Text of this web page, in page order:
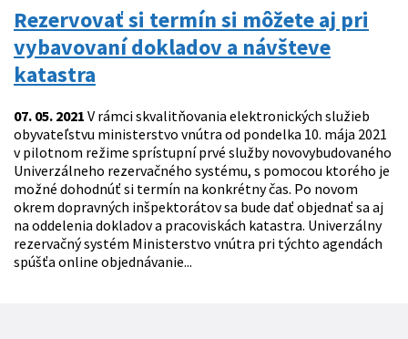
Rezervovať si termín si môžete aj pri
vybavovaní dokladov a návšteve
katastra
07. 05. 2021 V rámci skvalitňovania elektronických služieb
obyvateľstvu ministerstvo vnútra od pondelka 10. mája 2021
v pilotnom režime sprístupní prvé služby novovybudovaného
Univerzálneho rezervačného systému, s pomocou ktorého je
možné dohodnúť si termín na konkrétny čas. Po novom
okrem dopravných inšpektorátov sa bude dať objednať sa aj
na oddelenia dokladov a pracoviskách katastra. Univerzálny
rezervačný systém Ministerstvo vnútra pri týchto agendách
spúšťa online objednávanie...